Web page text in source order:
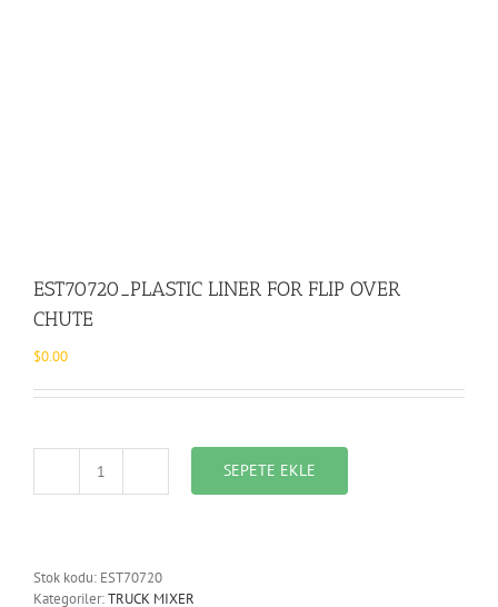
EST70720_PLASTIC LINER FOR FLIP OVER
CHUTE
$0.00
EST70720_PLASTIC
LINER
CHUTE
SEPETE EKLE
Stok kodu: EST70720
Kategoriler:TRUCK MIXER